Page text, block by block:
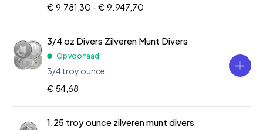
€ 9.781,30 -€ 9.947,70
3/4 oz Divers Zilveren Munt Divers
Op voorraad
3/4 troy ounce
€ 54,68
1.25 troy ounce zilveren munt divers